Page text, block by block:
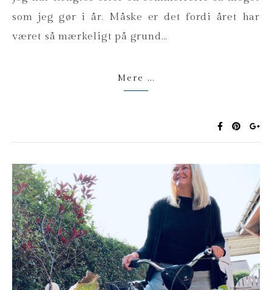
som jeg gør i år. Måske er det fordi året har
været så mærkeligt på grund…
Mere ...